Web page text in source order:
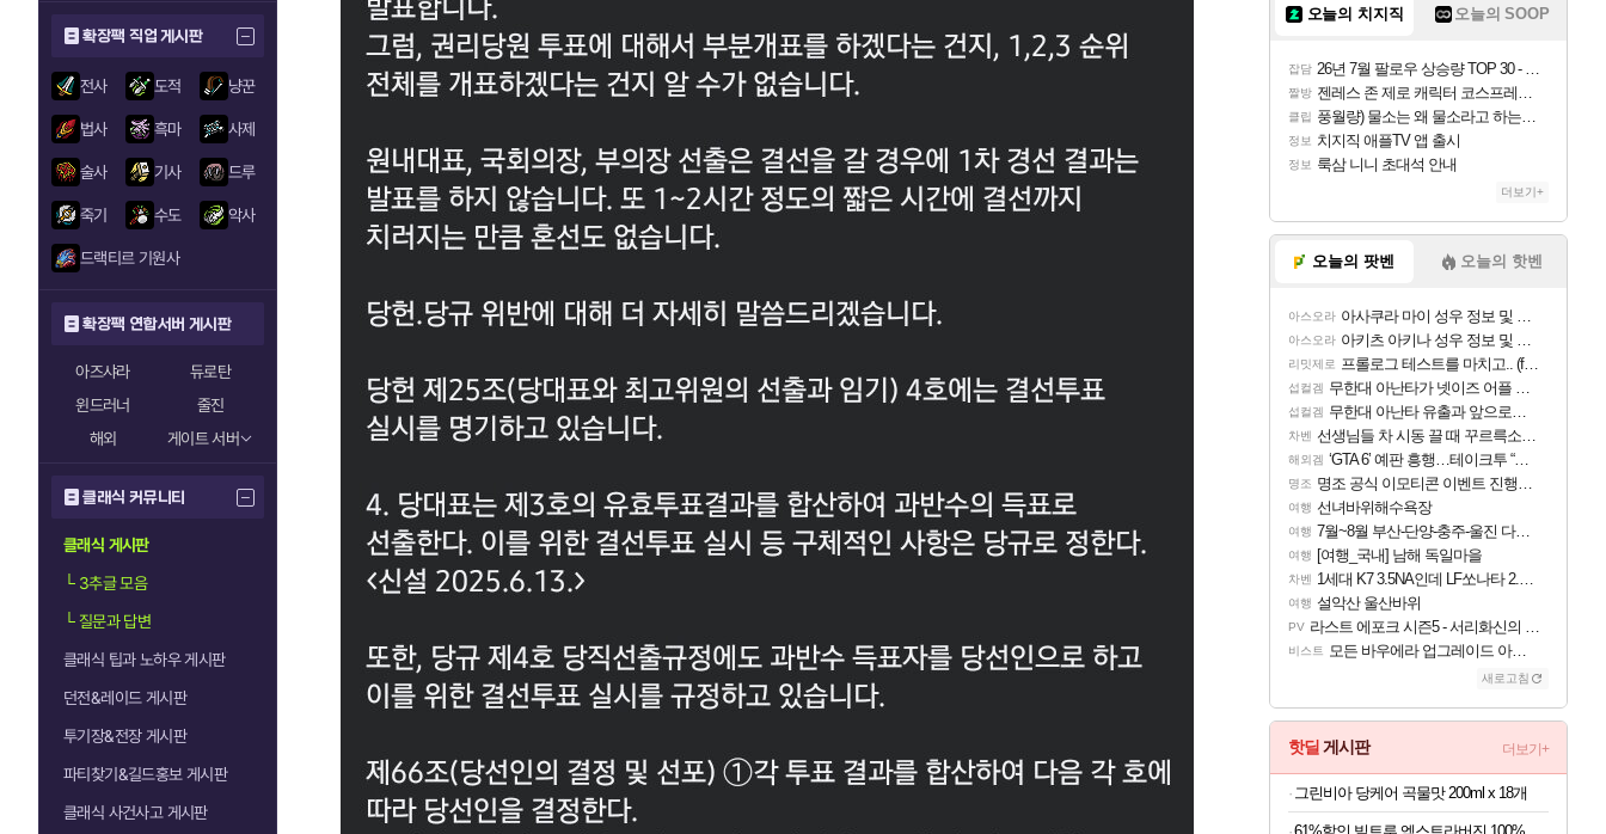
확장팩 직업 게시판
전사 도적 냥꾼
법사 흑마 사제
술사 기사 드루
죽기 수도 악사
드랙티르 기원사
확장팩 연합서버 게시판
아즈샤라
듀로탄
윈드러너
줄진
해외
게이트 서버
클래식 커뮤니티
클래식 게시판
└3추글 모음
└질문과 답변
클래식 팁과 노하우 게시판
던전&레이드 게시판
투기장&전장 게시판
파티찾기&길드홍보 게시판
클래식 사건사고 게시판
오늘의 치지직 오늘의 SOOP
잡담 26년 7월 팔로우 상승량 TOP 30 - 월간 치지직
짤방 젠레스 존 제로 캐릭터 코스프레한 꽁주
클립 풍월량) 물소는 왜 물소라고 하는거야? 아! 그만 ㅋㅋ
정보 치지직 애플TV 앱 출시
정보 룩삼 니니 초대석 안내
더보기+
오늘의 팟벤 오늘의 핫벤
아스오라 아사쿠라 마이 성우 정보 및 주요 필모
아스오라 아키츠 아키나 성우 정보 및 주요 필모
리밋제로 프롤로그 테스트를 마치고.. (feat. 리아)
섭컬겜 무한대 아난타가 넷이즈 어플 달력에 일정 등록
섭컬겜 무한대 아난타 유출과 앞으로의 예상 (루머)
차벤 선생님들 차 시동 끌 때 꾸르륵소리나는데
해외겜 ‘GTA 6’ 예판 흥행…테이크투 “내부 예상 크게 넘어”
명조 명조 공식 이모티콘 이벤트 진행해봤습니다! 참여부터 추첨까지????
여행 선녀바위해수욕장
여행 7월~8월 부산-단양-충주-울진 다녀왔어요~
여행 [여행_국내] 남해 독일마을
차벤 1세대 K7 3.5NA인데 LF쏘나타 2.0NA 기변하면 유류비 절약이 얼마나 될까요..?
여행 설악산 울산바위
PV 라스트 에포크 시즌5 - 서리화신의 분노 티저
비스트 모든 바우에라 업그레이드 아이템 획득 위치 공략 (89개)
새로고침
핫딜 게시판 더보기+
그린비아 당케어 곡물맛 200ml x 18개